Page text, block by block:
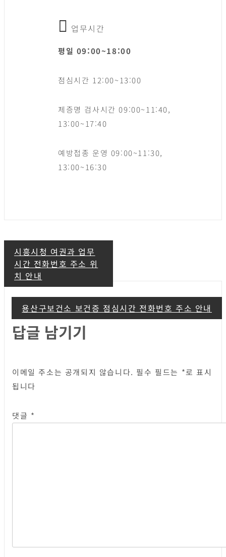
업무시간
평일 09:00~18:00
점심시간 12:00~13:00
제증명 검사시간 09:00~11:40,
13:00~17:40
예방접종 운영 09:00~11:30,
13:00~16:30
글
탐
시흥시청 여권과 업무
시간 전화번호 주소 위
치 안내
용산구보건소 보건증 점심시간 전화번호 주소 안내
답글 남기기
이메일 주소는 공개되지 않습니다. 필수 필드는 *로 표시
됩니다
댓글 *